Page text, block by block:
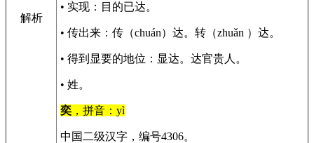
解析
• 实现：目的已达。
• 传出来：传（chuán）达。转（zhuǎn ）达。
• 得到显要的地位：显达。达官贵人。
• 姓。
奕 ，拼音：yì
中国二级汉字，编号4306。